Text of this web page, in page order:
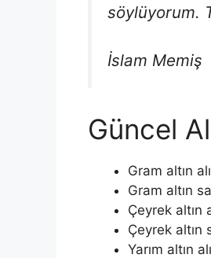
söylüyorum.
İslam Memiş
Güncel
Gram altın
Gram altın
Çeyrek altın
Çeyrek altın
Yarım altın